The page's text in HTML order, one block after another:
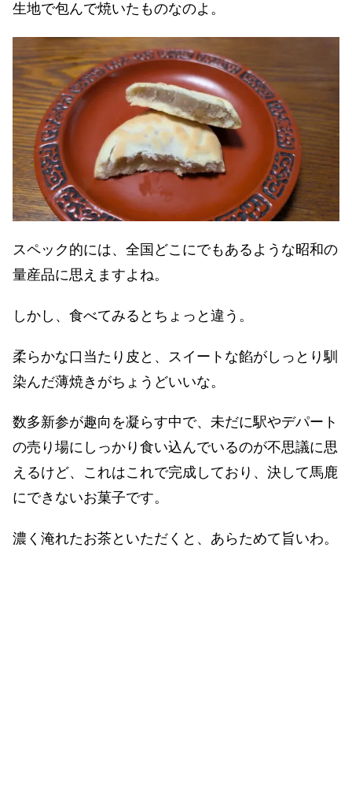
生地で包んで焼いたものなのよ。
スペック的には、全国どこにでもあるような昭和の
量産品に思えますよね。
しかし、食べてみるとちょっと違う。
柔らかな口当たり皮と、スイートな餡がしっとり馴
染んだ薄焼きがちょうどいいな。
数多新参が趣向を凝らす中で、未だに駅やデパート
の売り場にしっかり食い込んでいるのが不思議に思
えるけど、これはこれで完成しており、決して馬鹿
にできないお菓子です。
濃く淹れたお茶といただくと、あらためて旨いわ。